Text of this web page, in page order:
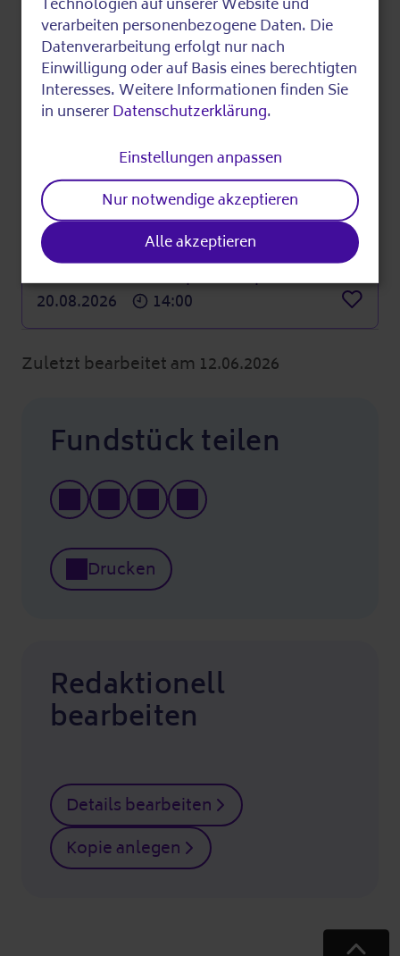
Veranstaltungen an
diesem Ort
Digitales
Digital Sprechstunde für Menschen 60+
12.08.2026
16:00
Digitales
Tablet- und Smartphone Sprechstunde
20.08.2026
14:00
Zuletzt bearbeitet am 12.06.2026
Fundstück teilen
Drucken
Redaktionell
bearbeiten
Details bearbeiten
Kopie anlegen
of
personal
data
and
cookies
verarbeiten personenbezogene Daten. Die
Datenverarbeitung erfolgt nur nach
Einwilligung oder auf Basis eines berechtigten
Interesses. Weitere Informationen finden Sie
in unsererDatenschutzerklärung.
Einstellungen anpassen
Nur notwendige akzeptieren
Alle akzeptieren